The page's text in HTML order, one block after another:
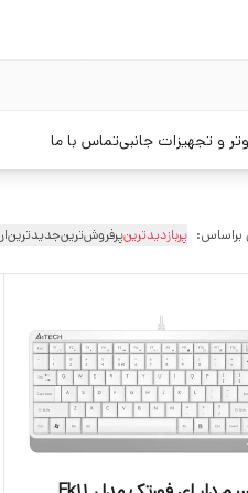
و تجهیزات جانبیتماس با ما
براساس: پربازدیدترینپرفروش‌ترینجدیدترین